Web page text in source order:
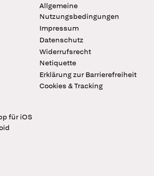
Allgemeine
Nutzungsbedingungen
Impressum
Datenschutz
Widerrufsrecht
Netiquette
Erklärung zur Barrierefreiheit
Cookies & Tracking
für iOS